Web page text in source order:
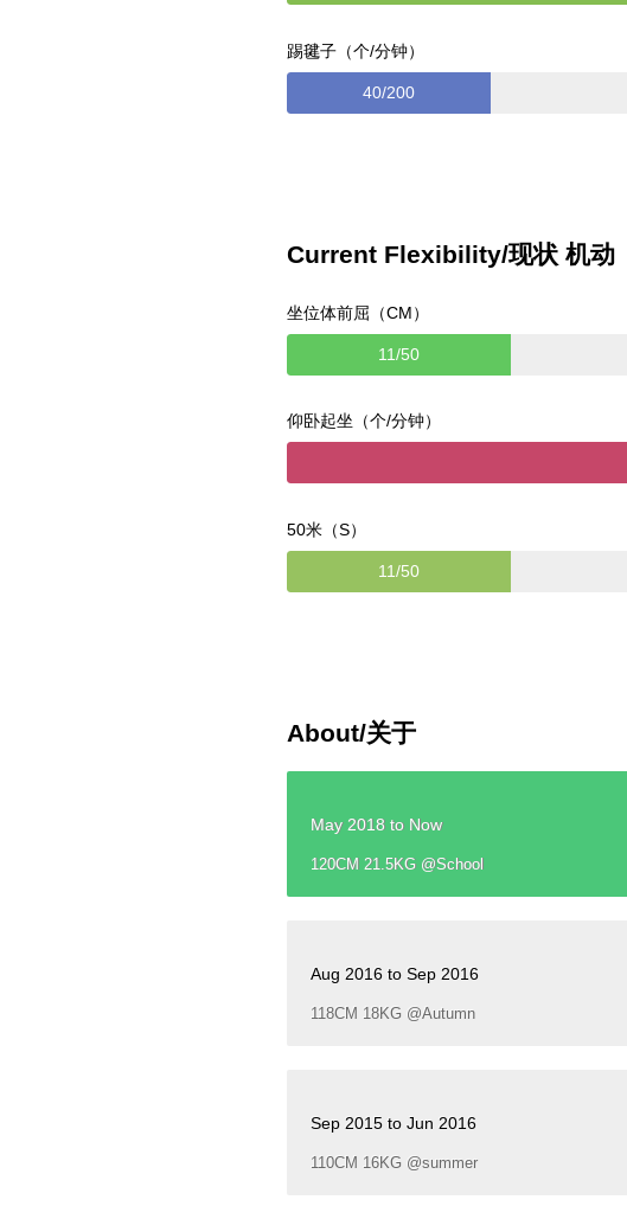
踢毽子（个/分钟）
40/200
Current Flexibility/现状 机动
坐位体前屈（CM）
11/50
仰卧起坐（个/分钟）
50米（S）
11/50
About/关于
May 2018 to Now
120CM 21.5KG @School
Aug 2016 to Sep 2016
118CM 18KG @Autumn
Sep 2015 to Jun 2016
110CM 16KG @summer